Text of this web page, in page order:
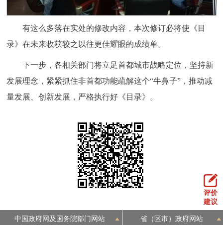
有这么多落在实处的修改内容，本次修订必将使《目
录》在未来收获较之以往更佳耀眼的成绩单。
下一步，各相关部门将立足首都城市战略定位，坚持新
发展理念，紧紧抓住非首都功能疏解这个“牛鼻子”，推动减
量发展、创新发展，严格执行好《目录》。
评价
建议
中国政府网及国务院部门网站 省（区市）政府网站